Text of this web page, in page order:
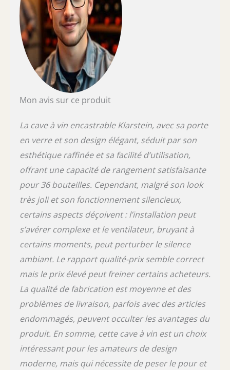
soient réfrigérés et prêts à être servis à tout
moment. L'écran LCD affiche la température
afin de contrôler le bon fonctionement.
MOTEUR ULTRA SILENCIEUX : Grâce au
moteur silencieux de 39 dB et à son design
élégant, la cave a vin encastrable est idéale
pour la conservation de vos bouteilles à la
maison, un restaurants et tout endroit où les
connaisseurs de vin se réunissent.
Mon avis sur ce produit
La cave à vin encastrable Klarstein, avec sa porte
en verre et son design élégant, séduit par son
esthétique raffinée et sa facilité d’utilisation,
offrant une capacité de rangement satisfaisante
pour 36 bouteilles. Cependant, malgré son look
très joli et son fonctionnement silencieux,
certains aspects déçoivent : l’installation peut
s’avérer complexe et le ventilateur, bruyant à
certains moments, peut perturber le silence
ambiant. Le rapport qualité-prix semble correct
mais le prix élevé peut freiner certains acheteurs.
La qualité de fabrication est moyenne et des
problèmes de livraison, parfois avec des articles
endommagés, peuvent occulter les avantages du
produit. En somme, cette cave à vin est un choix
intéressant pour les amateurs de design
moderne, mais qui nécessite de peser le pour et